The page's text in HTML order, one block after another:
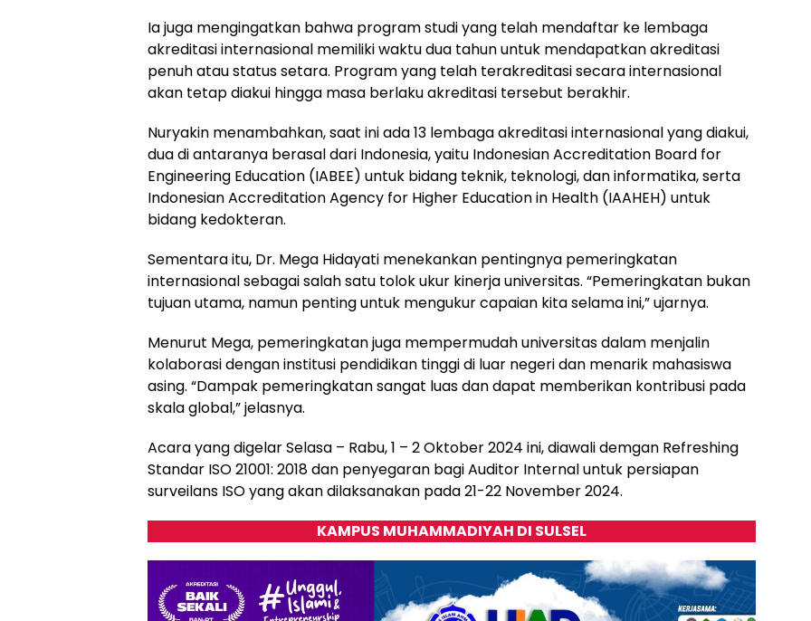
Ia juga mengingatkan bahwa program studi yang telah mendaftar ke lembaga
akreditasi internasional memiliki waktu dua tahun untuk mendapatkan akreditasi
penuh atau status setara. Program yang telah terakreditasi secara internasional
akan tetap diakui hingga masa berlaku akreditasi tersebut berakhir.
Nuryakin menambahkan, saat ini ada 13 lembaga akreditasi internasional yang diakui,
dua di antaranya berasal dari Indonesia, yaitu Indonesian Accreditation Board for
Engineering Education (IABEE) untuk bidang teknik, teknologi, dan informatika, serta
Indonesian Accreditation Agency for Higher Education in Health (IAAHEH) untuk
bidang kedokteran.
Sementara itu, Dr. Mega Hidayati menekankan pentingnya pemeringkatan
internasional sebagai salah satu tolok ukur kinerja universitas. “Pemeringkatan bukan
tujuan utama, namun penting untuk mengukur capaian kita selama ini,” ujarnya.
Menurut Mega, pemeringkatan juga mempermudah universitas dalam menjalin
kolaborasi dengan institusi pendidikan tinggi di luar negeri dan menarik mahasiswa
asing. “Dampak pemeringkatan sangat luas dan dapat memberikan kontribusi pada
skala global,” jelasnya.
Acara yang digelar Selasa – Rabu, 1 – 2 Oktober 2024 ini, diawali demgan Refreshing
Standar ISO 21001: 2018 dan penyegaran bagi Auditor Internal untuk persiapan
surveilans ISO yang akan dilaksanakan pada 21-22 November 2024.
KAMPUS MUHAMMADIYAH DI SULSEL